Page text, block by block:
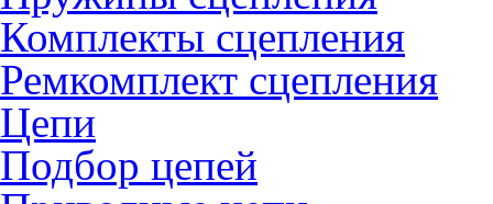
Комплекты сцепления
Ремкомплект сцепления
Цепи
Подбор цепей